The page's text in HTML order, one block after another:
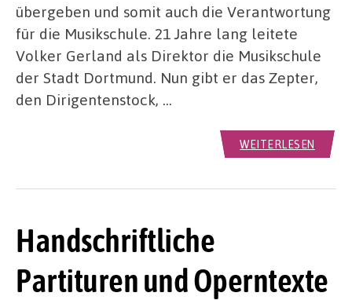
übergeben und somit auch die Verantwortung
für die Musikschule. 21 Jahre lang leitete
Volker Gerland als Direktor die Musikschule
der Stadt Dortmund. Nun gibt er das Zepter,
den Dirigentenstock, …
WEITERLESEN
Handschriftliche
Partituren und Operntexte